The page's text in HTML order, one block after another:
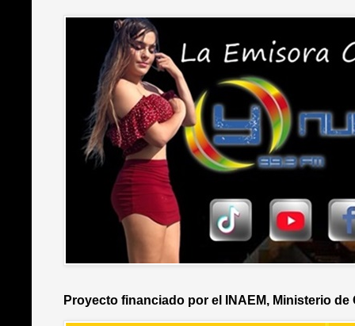
Proyecto financiado por el INAEM, Ministerio de